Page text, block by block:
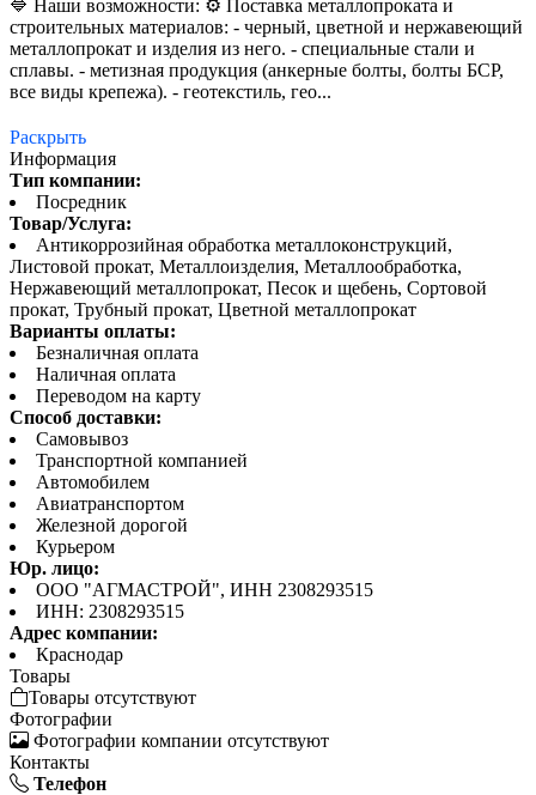
🔷 Наши возможности: ⚙️ Поставка металлопроката и
строительных материалов: - черный, цветной и нержавеющий
металлопрокат и изделия из него. - специальные стали и
сплавы. - метизная продукция (анкерные болты, болты БСР,
все виды крепежа). - геотекстиль, гео...
Раскрыть
Информация
Тип компании:
Посредник
Товар/Услуга:
Антикоррозийная обработка металлоконструкций,
Листовой прокат, Металлоизделия, Металлообработка,
Нержавеющий металлопрокат, Песок и щебень, Сортовой
прокат, Трубный прокат, Цветной металлопрокат
Варианты оплаты:
Безналичная оплата
Наличная оплата
Переводом на карту
Способ доставки:
Самовывоз
Транспортной компанией
Автомобилем
Авиатранспортом
Железной дорогой
Курьером
Юр. лицо:
ООО "АГМАСТРОЙ", ИНН 2308293515
ИНН: 2308293515
Адрес компании:
Краснодар
Товары
Товары отсутствуют
Фотографии
Фотографии компании отсутствуют
Контакты
Телефон